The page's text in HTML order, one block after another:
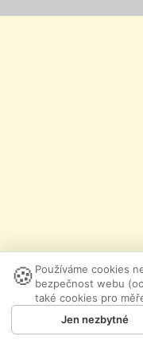
🍪 Používáme cookies
bezpečnost webu
také cookies pro
Jen nezbytné